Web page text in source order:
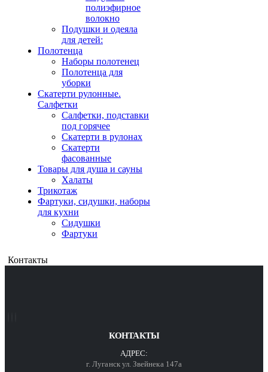
полиэфирное
волокно
Подушки и одеяла
для детей:
Полотенца
Наборы полотенец
Полотенца для
уборки
Скатерти рулонные.
Салфетки
Салфетки, подставки
под горячее
Скатерти в рулонах
Скатерти
фасованные
Товары для душа и сауны
Халаты
Трикотаж
Фартуки, сидушки, наборы
для кухни
Сидушки
Фартуки
Контакты
КОНТАКТЫ
АДРЕС:
г. Луганск ул. Звейнека 147а